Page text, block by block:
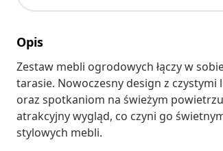
Opis
Zestaw mebli ogrodowych łączy w
tarasie. Nowoczesny design z
oraz spotkaniom na świeżym
atrakcyjny wygląd, co czyni go
stylowych mebli.